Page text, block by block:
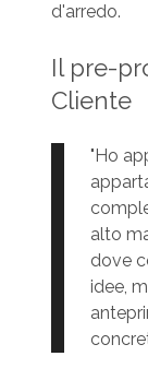
d'arredo.
Il pre-
Cliente
"Ho
alto
dove
idee,